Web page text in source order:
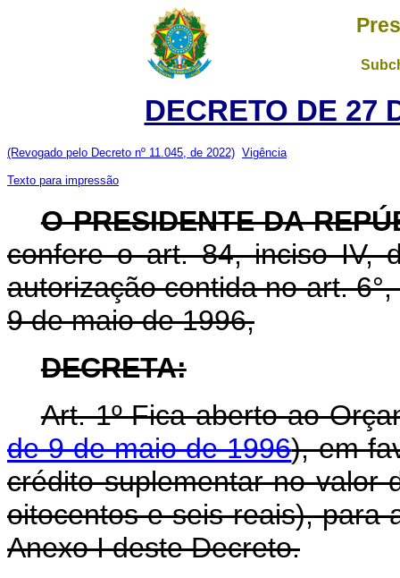
DECRETO DE 27
(Revogado pelo Decreto nº 11.045, de 2022) Vigência
Texto para impressão
O PRESIDENTE DA
confere o art. 84, inciso IV,
autorização contida no art.
9 de maio de 1996,
DECRETA:
Art. 1º Fica aberto ao
de 9 de maio de 1996), em
crédito suplementar no valor
oitocentos e seis reais), para
Anexo I deste Decreto.